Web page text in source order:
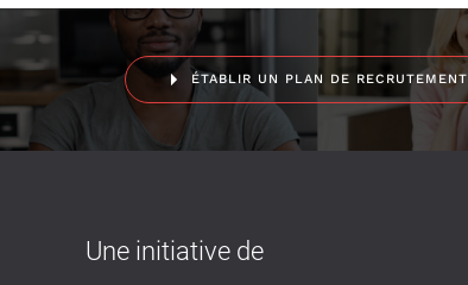
ÉTABLIR UN PLAN DE RECRUTEMENT
Une initiative de